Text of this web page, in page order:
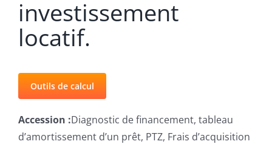
investissement
locatif.
Outils de calcul
Accession :Diagnostic de financement, tableau
d’amortissement d’un prêt, PTZ, Frais d’acquisition